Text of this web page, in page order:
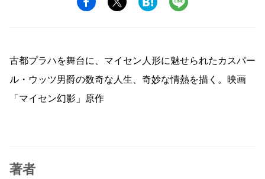
古都プラハを舞台に、マイセン人形に魅せられたカスパー
ル・ウッツ男爵の数奇な人生、奇妙な情熱を描く。映画
「マイセン幻影」原作
著者